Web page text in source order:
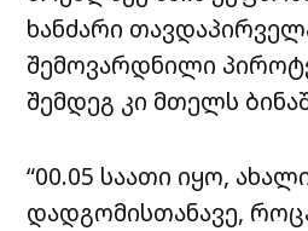
ხანძარი
შემოვარდნილი
შემდეგ კი მთელს
“00.05 საათი იყო,
დადგომისთანავე,